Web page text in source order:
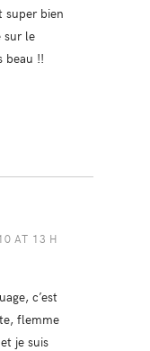
super bien
sur le
beau !!
AT 13 H
c’est
flemme
je suis